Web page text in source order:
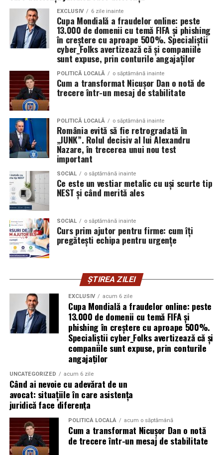
Patricia Constandacheactivează în vânzări și relații cu
clienții. A pornit de la convingerea că oamenii cumpără
de la oameni, nu de la branduri, iar asta înseamnă că
prezența personală contează la fel de mult ca produsul.
Iuliana Gabriela Enescu este specialist în fotografie si
videografie cu dronă. Știe că domeniul ei este dominat
de bărbați și că vizibilitatea ei ca profesionistă este, în
sine, un argument.
Isabela Alexandruoferă servicii de consiliere de cuplu
și psihoterapie. Lucrează zilnic cu oameni care încearcă
să se înțeleagă mai bine și crede că autenticitatea
trebuie să înceapă de la ea.
Oana Teslarueste consultant financiar și expert în
investiții imobiliare. A ales să fie prezentă cu vocea ei
într-un domeniu în care credibilitatea se construiește
greu și se pierde repede.
Mirela Iacobvinde cosmetice naturale și lucrează cu
femei care vor produse în care au încredere. Prezența ei
ei e real.
Ștefania Filip
este numerolog și lucrează cu
antreprenori care vor să ia decizii mai aliniate cu ce sunt
ei cu adevărat. Alege să fie vizibilă pentru că domeniul ei
câștigă credibilitate prin oameni, nu prin concepte.
Mihaela Antocheactivează în nutriție și sănătate.
Crede că informația corectă ajunge la oamenii potriviți
doar atunci când vine de la o sursă cu chip și nume.
De ce contează vizibilitatea, nu
doar activitatea
Campania „Aleg să fiu vizibilă” ( #AlegSaFiuVizibila)
EXCLUSIV 6 zile inainte
Cupa Mondială a fraudelor online: peste
13.000 de domenii cu temă FIFA și phishing
în creștere cu aproape 500%. Specialiștii
cyber_Folks avertizează că și companiile
sunt expuse, prin conturile angajaților
POLITICĂ LOCALĂ o săptămână inainte
Cum a transformat Nicușor Dan o notă de
trecere într-un mesaj de stabilitate
POLITICĂ LOCALĂ o săptămână inainte
România evită să fie retrogradată în
„JUNK”. Rolul decisiv al lui Alexandru
Nazare, în trecerea unui nou test
important
SOCIAL o săptămână inainte
Ce este un vestiar metalic cu uși scurte tip
NEST și când merită ales
SOCIAL o săptămână inainte
Curs prim ajutor pentru firme: cum îți
pregătești echipa pentru urgențe
ȘTIREA ZILEI
EXCLUSIV acum 6 zile
Cupa Mondială a fraudelor online: peste
13.000 de domenii cu temă FIFA și
phishing în creștere cu aproape 500%.
Specialiștii cyber_Folks avertizează că și
companiile sunt expuse, prin conturile
angajaților
UNCATEGORIZED acum 6 zile
Când ai nevoie cu adevărat de un
avocat: situațiile în care asistența
juridică face diferența
POLITICĂ LOCALĂ acum o săptămână
Cum a transformat Nicușor Dan o notă
de trecere într-un mesaj de stabilitate